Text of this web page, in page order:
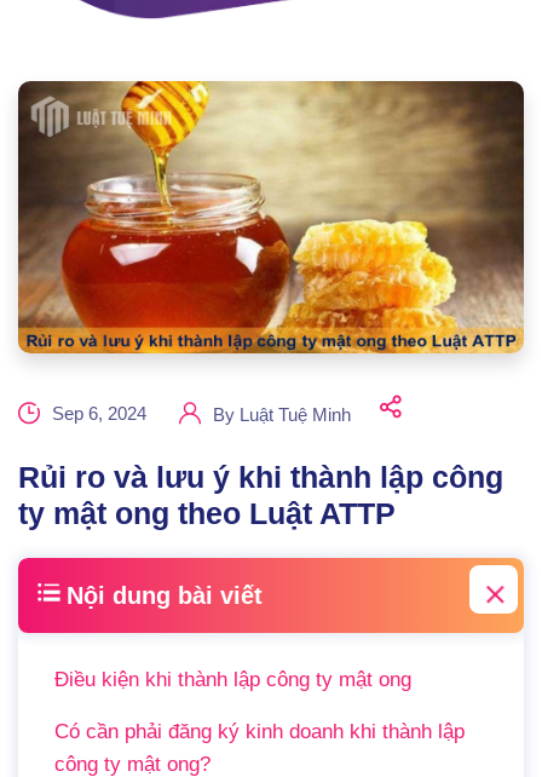
Sep 6, 2024 By Luật Tuệ Minh
Rủi ro và lưu ý khi thành lập công
ty mật ong theo Luật ATTP
Nội dung bài viết
Điều kiện khi thành lập công ty mật ong
Có cần phải đăng ký kinh doanh khi thành lập
công ty mật ong?